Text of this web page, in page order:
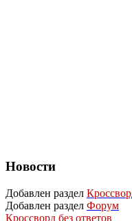
Новости
Добавлен раздел
Добавлен раздел Форум
Кроссворд без ответов